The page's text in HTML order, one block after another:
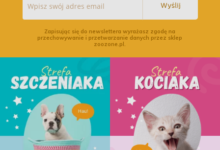
Wyślij
Zapisując się do newslettera wyrażasz zgodę na
przechowywanie i przetwarzanie danych przez sklep
zoozone.pl.